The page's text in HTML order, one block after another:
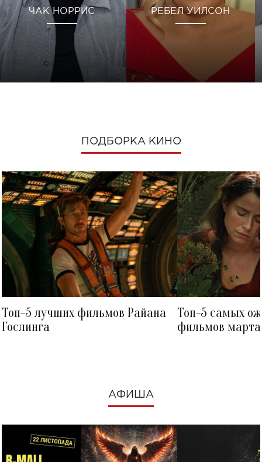
ЧАК НОРРИС РЕБЕЛ УИЛСОН
ПОДБОРКА КИНО
Топ-5 лучших фильмов Райана
Гослинга
Топ-5 самых
фильмов
АФИША